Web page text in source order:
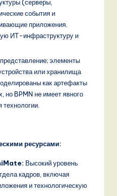
(серверы,
события и
приложения.
ИТ-инфраструктуру и
элементы
или хранилища
как артефакты
но BPMN не имеет явного
ресурсами:
Высокий уровень
кадров, включая
и технологическую